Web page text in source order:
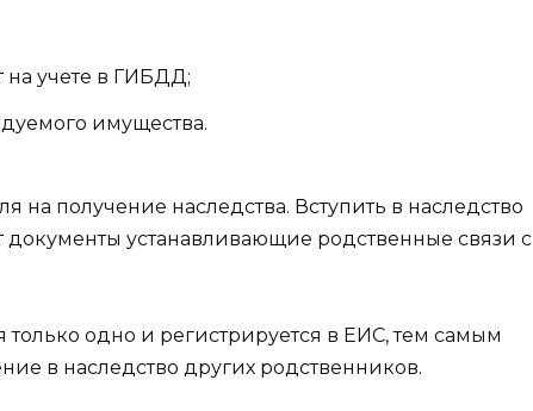
на учете в ГИБДД;
имущества.
на получение наследства. Вступить в наследство
документы устанавливающие родственные связи с
только одно и регистрируется в ЕИС, тем самым
в наследство других родственников.